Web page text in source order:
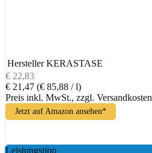
Hersteller KERASTASE
€ 22,83
€ 21,47 (€ 85,88 / l)
Preis inkl. MwSt., zzgl. Versandkosten
Jetzt auf Amazon ansehen*
Leistungstipp